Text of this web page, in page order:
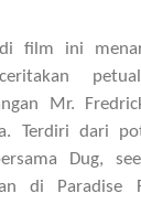
film ini
Mr.
Terdiri dari
Dug,
di Paradise